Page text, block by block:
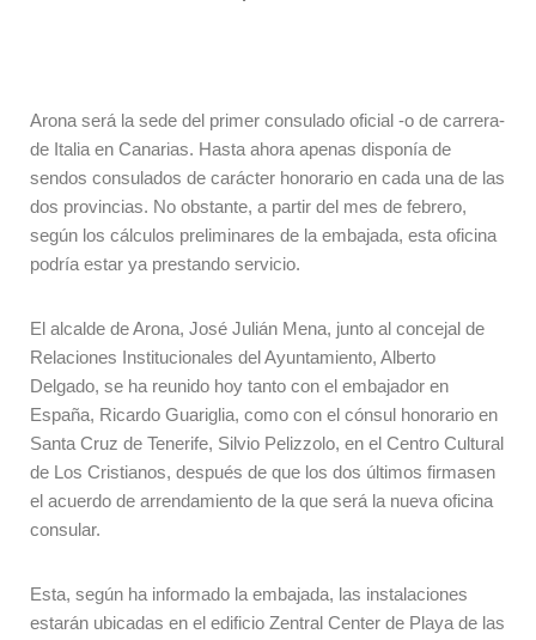
Arona será la sede del primer consulado oficial -o de carrera-
de Italia en Canarias. Hasta ahora apenas disponía de
sendos consulados de carácter honorario en cada una de las
dos provincias. No obstante, a partir del mes de febrero,
según los cálculos preliminares de la embajada, esta oficina
podría estar ya prestando servicio.
El alcalde de Arona, José Julián Mena, junto al concejal de
Relaciones Institucionales del Ayuntamiento, Alberto
Delgado, se ha reunido hoy tanto con el embajador en
España, Ricardo Guariglia, como con el cónsul honorario en
Santa Cruz de Tenerife, Silvio Pelizzolo, en el Centro Cultural
de Los Cristianos, después de que los dos últimos firmasen
el acuerdo de arrendamiento de la que será la nueva oficina
consular.
Esta, según ha informado la embajada, las instalaciones
estarán ubicadas en el edificio Zentral Center de Playa de las